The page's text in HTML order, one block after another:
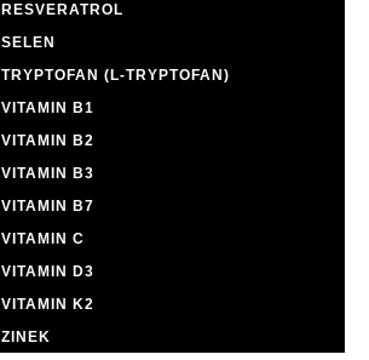
RESVERATROL
SELEN
TRYPTOFAN (L-TRYPTOFAN)
VITAMIN B1
VITAMIN B2
VITAMIN B3
VITAMIN B7
VITAMIN C
VITAMIN D3
VITAMIN K2
ZINEK